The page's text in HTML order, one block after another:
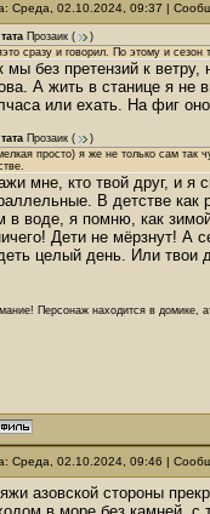
Среда, 02.10.2024, 09:37 |
Прозаик (
)
сразу и говорил. По этому и
мы без претензий к
А жить в станице я не
или ехать. На фиг
Прозаик (
)
просто) я же не только сам так
мне, кто твой друг, и я
В детстве как
в воде, я помню, как
Дети не мёрзнут! А
целый день. Или твои
Персонаж находится в домике,
Среда, 02.10.2024, 09:46 |
азовской стороны